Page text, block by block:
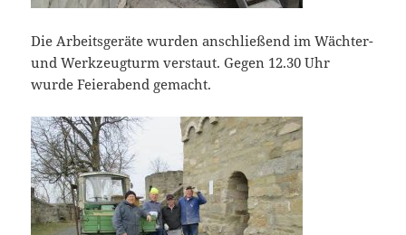
Die Arbeitsgeräte wurden anschließend im Wächter-
und Werkzeugturm verstaut. Gegen 12.30 Uhr
wurde Feierabend gemacht.